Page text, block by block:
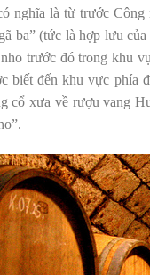
nghĩa là từ trước Công
ba” (tức là hợp lưu
trước đó trong khu
biết đến khu vực phía
cổ xưa về rượu vang